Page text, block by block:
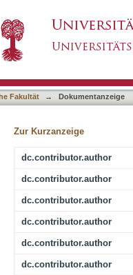
Fakultät → Dokumentanzeige
Zur Kurzanzeige
dc.contributor.author
dc.contributor.author
dc.contributor.author
dc.contributor.author
dc.contributor.author
dc.contributor.author